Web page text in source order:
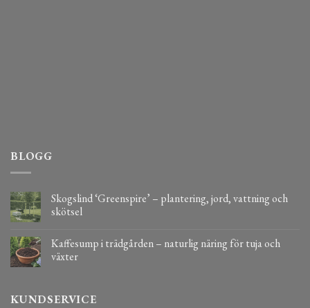
BLOGG
Skogslind ‘Greenspire’ – plantering, jord, vattning och
skötsel
Kaffesump i trädgården – naturlig näring för tuja och
växter
KUNDSERVICE